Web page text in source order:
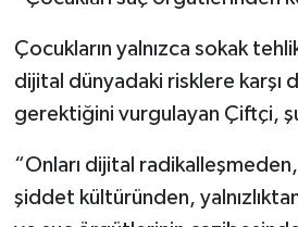
Çocukların yalnızca sokak
dijital dünyadaki risklere karşı
gerektiğini vurgulayan Çiftçi,
“Onları dijital
şiddet kültüründen,